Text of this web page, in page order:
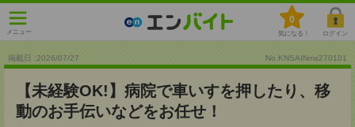
メニュー
0
気になる！ ログイン
掲載日 :2026/07/27 No.KNSAINms270101
【未経験OK!】病院で車いすを押したり、移
動のお手伝いなどをお任せ！